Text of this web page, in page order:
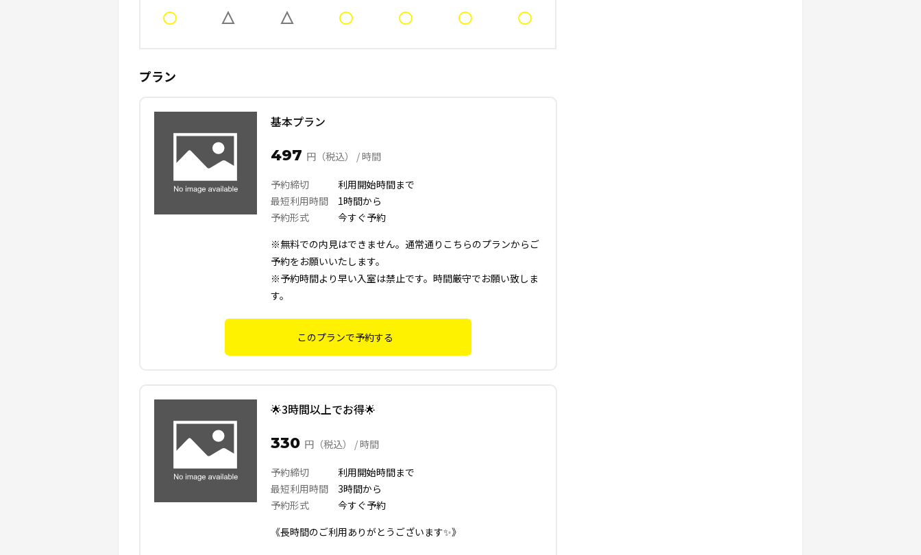
プラン
基本プラン
497 円（税込） / 時間
予約締切 利用開始時間まで
最短利用時間 1時間から
予約形式 今すぐ予約
※無料での内見はできません。通常通りこちらのプランからご
予約をお願いいたします。
※予約時間より早い入室は禁止です。時間厳守でお願い致しま
す。
このプランで予約する
🌟3時間以上でお得🌟
330 円（税込） / 時間
予約締切 利用開始時間まで
最短利用時間 3時間から
予約形式 今すぐ予約
《長時間のご利用ありがとうございます✨》